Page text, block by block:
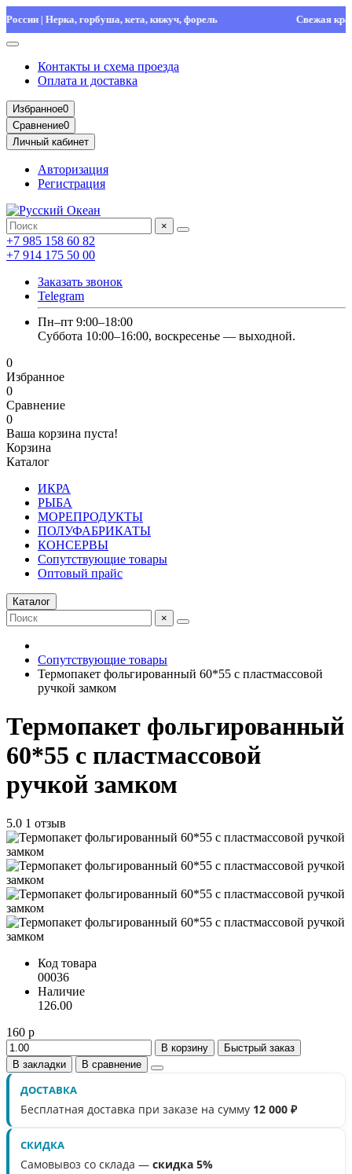
| Нерка, горбуша, кета, кижуч, форель Свежая
Контакты и схема проезда
Оплата и доставка
Избранное0
Сравнение0
Личный кабинет
Авторизация
Регистрация
×
+7 985 158 60 82
+7 914 175 50 00
Заказать звонок
Telegram
Пн–пт 9:00–18:00
Суббота 10:00–16:00, воскресенье — выходной.
0
Избранное
0
Сравнение
0
Ваша корзина пуста!
Корзина
Каталог
ИКРА
РЫБА
МОРЕПРОДУКТЫ
ПОЛУФАБРИКАТЫ
КОНСЕРВЫ
Сопутствующие товары
Оптовый прайс
Каталог
×
Сопутствующие товары
Термопакет фольгированный 60*55 с пластмассовой
ручкой замком
Термопакет фольгированный
60*55 с пластмассовой
ручкой замком
5.0 1 отзыв
Код товара
00036
Наличие
126.00
160 р
В корзину
Быстрый заказ
В закладки
В сравнение
ДОСТАВКА
Бесплатная доставка при заказе на сумму 12 000 ₽
СКИДКА
Самовывоз со склада — скидка 5%